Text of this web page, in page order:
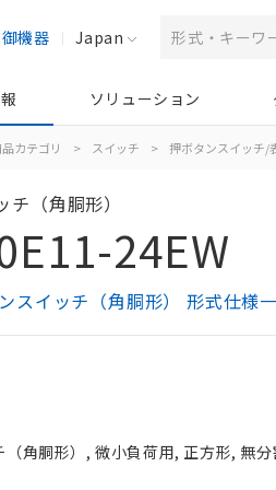
機器 Japan
ソリューション
カテゴリ > スイッチ > 押ボタンスイッチ/
（角胴形）
24EW
スイッチ（角胴形） 形式仕様
角胴形）, 微小負荷用, 正方形, 無